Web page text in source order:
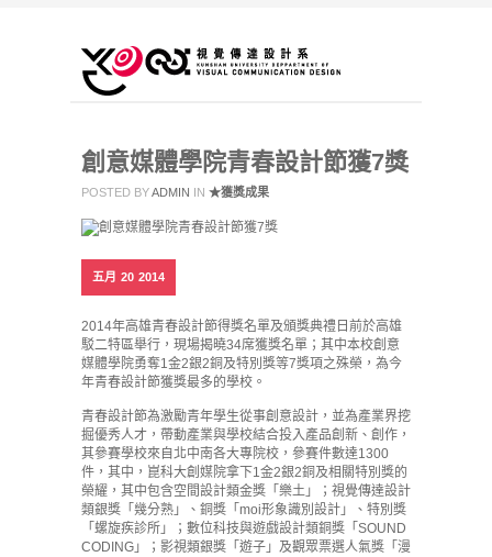
創意媒體學院青春設計節獲7獎
POSTED BYADMIN IN ★獲獎成果
五月 20 2014
2014年高雄青春設計節得獎名單及頒獎典禮日前於高雄
駁二特區舉行，現場揭曉34席獲獎名單；其中本校創意
媒體學院勇奪1金2銀2銅及特別獎等7獎項之殊榮，為今
年青春設計節獲獎最多的學校。
青春設計節為激勵青年學生從事創意設計，並為產業界挖
掘優秀人才，帶動產業與學校結合投入產品創新、創作，
其參賽學校來自北中南各大專院校，參賽件數達1300
件，其中，崑科大創媒院拿下1金2銀2銅及相關特別獎的
榮耀，其中包含空間設計類金獎「樂土」；視覺傳達設計
類銀獎「幾分熟」、銅獎「moi形象識別設計」、特別獎
「螺旋疾診所」；數位科技與遊戲設計類銅獎「SOUND
CODING」；影視類銀獎「遊子」及觀眾票選人氣獎「漫